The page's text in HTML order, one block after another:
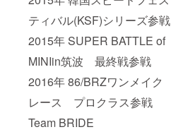
ティバル(KSF)シリーズ参戦
2015年 SUPER BATTLE of
MINIin筑波 最終戦参戦
2016年 86/BRZワンメイク
レース プロクラス参戦
Team BRIDE